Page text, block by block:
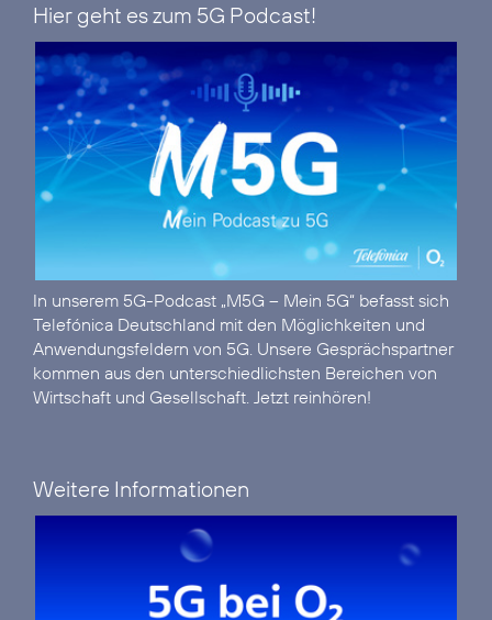
Hier geht es zum 5G Podcast!
In unserem 5G-Podcast „M5G – Mein 5G“ befasst sich
Telefónica Deutschland mit den Möglichkeiten und
Anwendungsfeldern von 5G. Unsere Gesprächspartner
kommen aus den unterschiedlichsten Bereichen von
Wirtschaft und Gesellschaft. Jetzt reinhören!
Weitere Informationen